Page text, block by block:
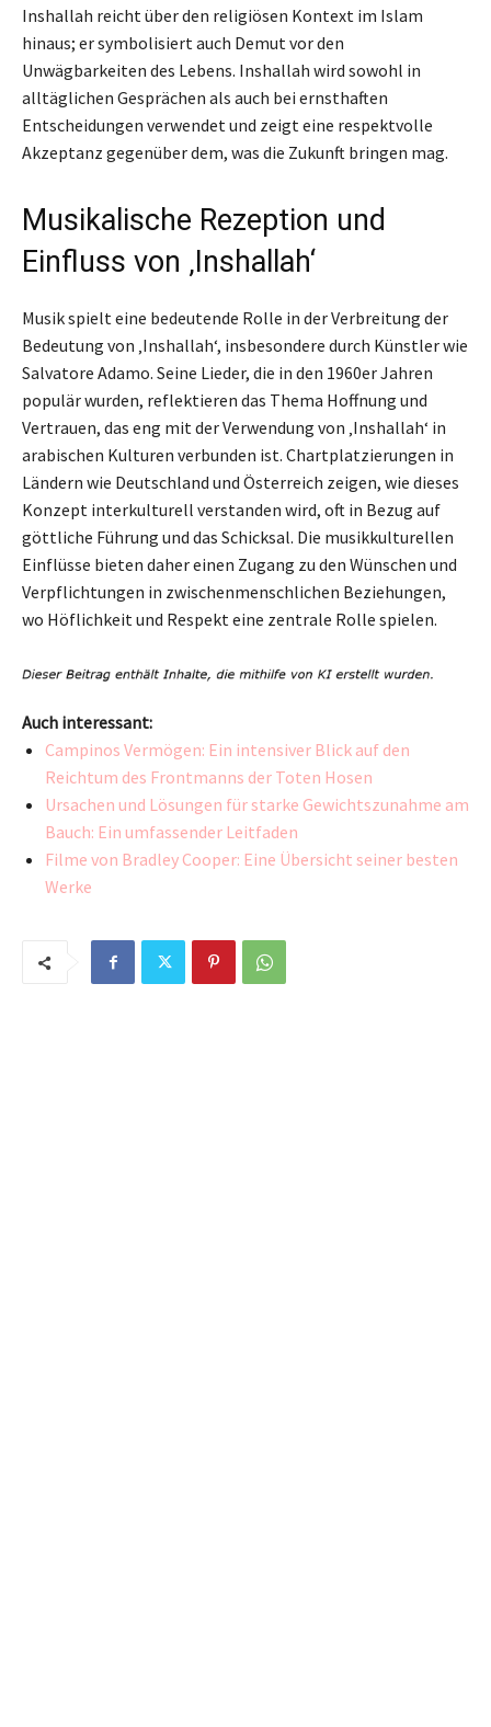
Inshallah reicht über den religiösen Kontext im Islam
hinaus; er symbolisiert auch Demut vor den
Unwägbarkeiten des Lebens. Inshallah wird sowohl in
alltäglichen Gesprächen als auch bei ernsthaften
Entscheidungen verwendet und zeigt eine respektvolle
Akzeptanz gegenüber dem, was die Zukunft bringen mag.
Musikalische Rezeption und
Einfluss von ‚Inshallah‘
Musik spielt eine bedeutende Rolle in der Verbreitung der
Bedeutung von ‚Inshallah‘, insbesondere durch Künstler wie
Salvatore Adamo. Seine Lieder, die in den 1960er Jahren
populär wurden, reflektieren das Thema Hoffnung und
Vertrauen, das eng mit der Verwendung von ‚Inshallah‘ in
arabischen Kulturen verbunden ist. Chartplatzierungen in
Ländern wie Deutschland und Österreich zeigen, wie dieses
Konzept interkulturell verstanden wird, oft in Bezug auf
göttliche Führung und das Schicksal. Die musikkulturellen
Einflüsse bieten daher einen Zugang zu den Wünschen und
Verpflichtungen in zwischenmenschlichen Beziehungen,
wo Höflichkeit und Respekt eine zentrale Rolle spielen.
Auch interessant:
Campinos Vermögen: Ein intensiver Blick auf den
Reichtum des Frontmanns der Toten Hosen
Ursachen und Lösungen für starke Gewichtszunahme am
Bauch: Ein umfassender Leitfaden
Filme von Bradley Cooper: Eine Übersicht seiner besten
Werke